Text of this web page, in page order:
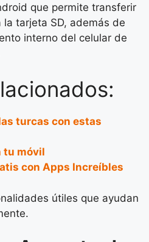
que permite transferir
tarjeta SD, además de
interno del celular de
turcas con estas
tu móvil
con Apps Increíbles
útiles que ayudan